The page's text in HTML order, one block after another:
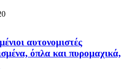
αυτονομιστές
όπλα και πυρομαχικά,